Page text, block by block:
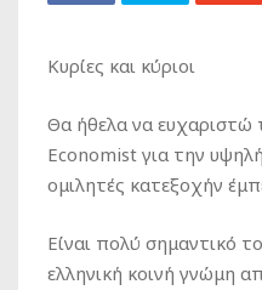
Κυρίες και κύριοι
Θα ήθελα να ευχαριστώ
Economist για την
ομιλητές κατεξοχήν
Είναι πολύ σημαντικό
ελληνική κοινή γνώμη